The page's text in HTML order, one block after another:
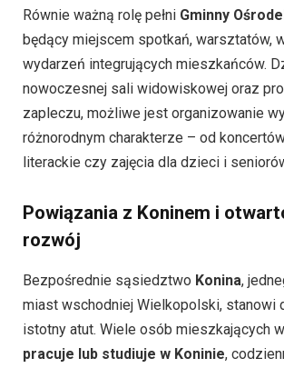
Równie ważną rolę pełni Gminny
będący miejscem spotkań, warsztatów,
wydarzeń integrujących mieszkańców.
nowoczesnej sali widowiskowej oraz
zapleczu, możliwe jest organizowanie
różnorodnym charakterze – od
literackie czy zajęcia dla dzieci i
Powiązania z Koninem i
rozwój
Bezpośrednie sąsiedztwo Konina,
miast wschodniej Wielkopolski, stanowi
istotny atut. Wiele osób mieszkających
pracuje lub studiuje w Koninie,